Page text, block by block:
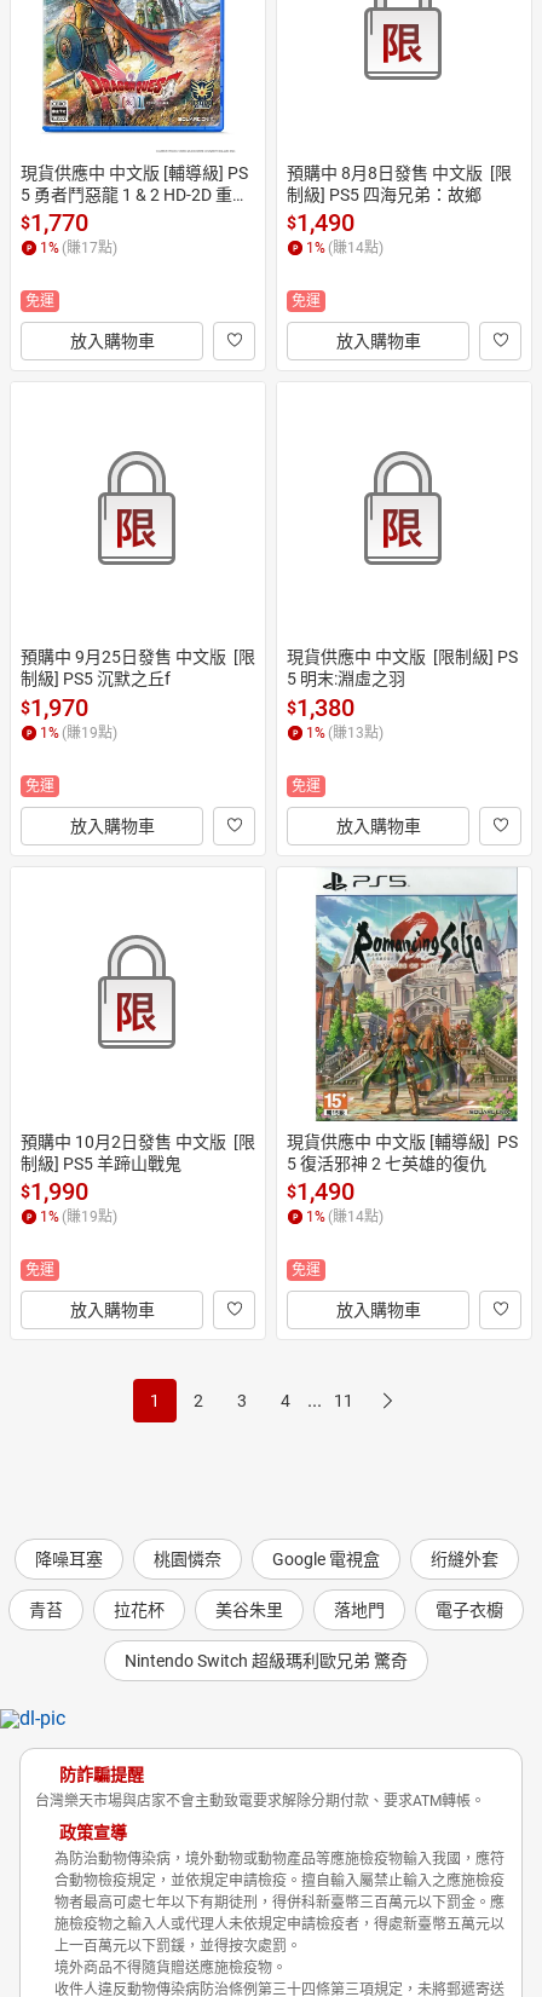
現貨供應中 中文版 [輔導級] PS
5 勇者鬥惡龍 1 & 2 HD-2D 重製
版
$1,770
1 % (賺17點)
免運
放入購物車
預購中 8月8日發售 中文版  [限
制級] PS5 四海兄弟：故鄉
$1,490
1 % (賺14點)
免運
放入購物車
預購中 9月25日發售 中文版  [限
制級] PS5 沉默之丘f
$1,970
1% (賺19點)
免運
放入購物車
現貨供應中 中文版  [限制級] PS
5 明末:淵虛之羽
$1,380
1% (賺13點)
免運
放入購物車
預購中 10月2日發售 中文版  [限
制級] PS5 羊蹄山戰鬼
$1,990
1 % (賺19點)
免運
放入購物車
現貨供應中 中文版 [輔導級]  PS
5 復活邪神 2 七英雄的復仇
$1,490
1 % (賺14點)
免運
放入購物車
1 2 3 4 ... 11
降噪耳塞 桃園憐奈 Google 電視盒 绗縫外套
青苔 拉花杯 美谷朱里 落地門 電子衣櫥
Nintendo Switch 超級瑪利歐兄弟 驚奇
防詐騙提醒
台灣樂天市場與店家不會主動致電要求解除分期付款、要求ATM轉帳。
政策宣導
為防治動物傳染病，境外動物或動物產品等應施檢疫物輸入我國，應符
合動物檢疫規定，並依規定申請檢疫。擅自輸入屬禁止輸入之應施檢疫
物者最高可處七年以下有期徒刑，得併科新臺幣三百萬元以下罰金。應
施檢疫物之輸入人或代理人未依規定申請檢疫者，得處新臺幣五萬元以
上一百萬元以下罰鍰，並得按次處罰。
境外商品不得隨貨贈送應施檢疫物。
收件人違反動物傳染病防治條例第三十四條第三項規定，未將郵遞寄送